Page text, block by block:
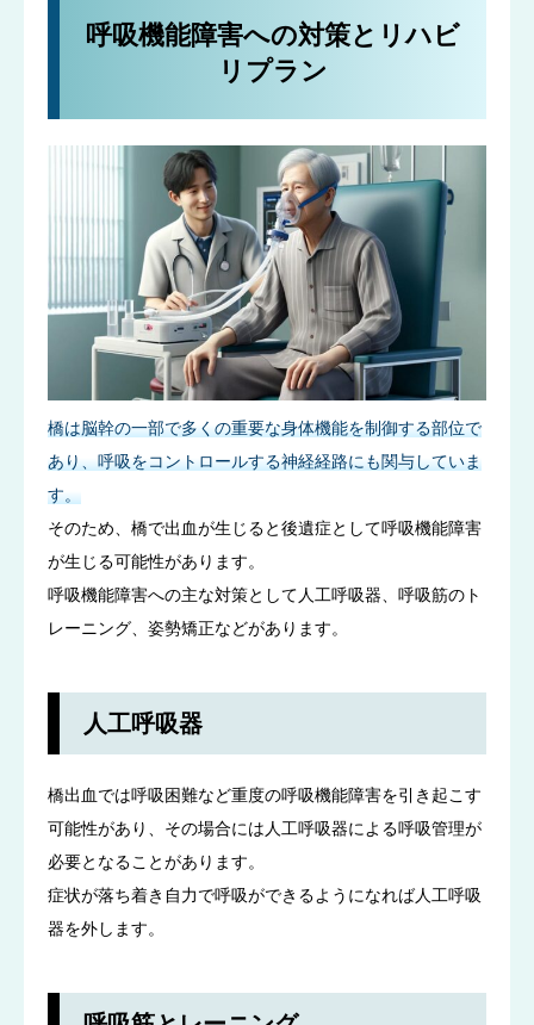
呼吸機能障害への対策とリハビ
リプラン
橋は脳幹の一部で多くの重要な身体機能を制御する部位で
あり、呼吸をコントロールする神経経路にも関与していま
す。
そのため、橋で出血が生じると後遺症として呼吸機能障害
が生じる可能性があります。
呼吸機能障害への主な対策として人工呼吸器、呼吸筋のト
レーニング、姿勢矯正などがあります。
人工呼吸器
橋出血では呼吸困難など重度の呼吸機能障害を引き起こす
可能性があり、その場合には人工呼吸器による呼吸管理が
必要となることがあります。
症状が落ち着き自力で呼吸ができるようになれば人工呼吸
器を外します。